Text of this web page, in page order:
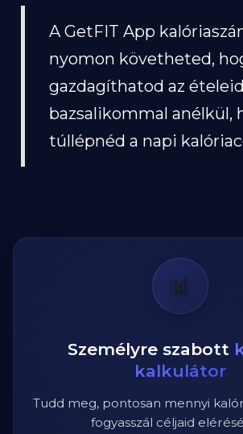
A GetFIT App
nyomon követheted,
gazdagíthatod az
bazsalikommal anélkül,
túllépnéd a napi
📊
Személyre szabott
kalkulátor
Tudd meg, pontosan mennyi
fogyasszál céljaid